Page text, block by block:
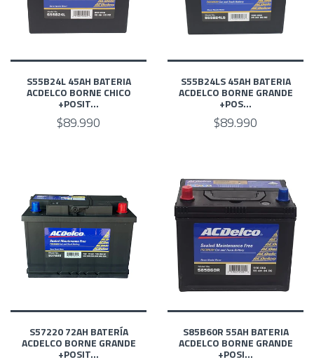
S55B24L 45AH BATERIA
ACDELCO BORNE CHICO
+POSIT...
$89.990
S55B24LS 45AH BATERIA
ACDELCO BORNE GRANDE
+POS...
$89.990
S57220 72AH BATERÍA
ACDELCO BORNE GRANDE
+POSIT...
S85B60R 55AH BATERIA
ACDELCO BORNE GRANDE
+POSI...